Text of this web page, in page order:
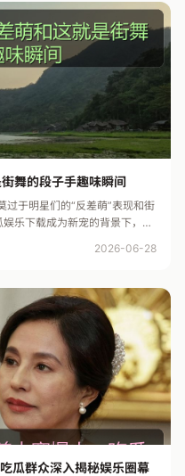
舞的段子手趣味瞬间
于明星们的“反差萌”表现和街
乐下载成为新宠的背景下，粉
2026-06-28
瓜群众深入揭秘娱乐圈幕